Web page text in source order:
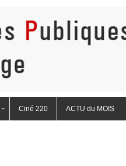
Ciné 220 ACTU du MOIS